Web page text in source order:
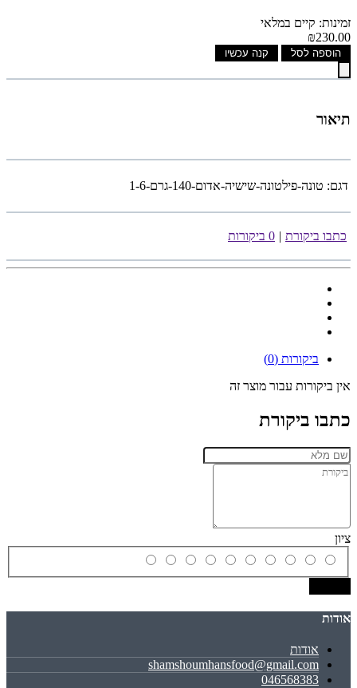
זמינות: קיים במלאי
₪230.00
הוספה לסל קנה עכשיו
תיאור
דגם: טונה-פילטונה-שישיה-אדום-140-גרם-1-6
כתבו ביקורת | 0 ביקורות
ביקורות (0)
אין ביקורות עבור מוצר זה
כתבו ביקורת
ציון
אודות
אודות
shamshoumhansfood@gmail.com
046568383